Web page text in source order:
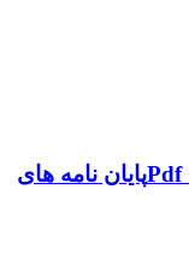
پکیج پایان نامه هوش مصنوعی+ Pdfپایان نامه های